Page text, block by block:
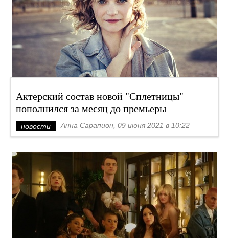
Актерский состав новой "Сплетницы"
пополнился за месяц до премьеры
новости Анна Сарапион, 09 июня 2021 в 10:22